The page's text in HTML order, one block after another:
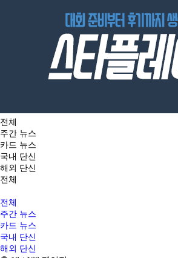
전체
주간 뉴스
카드 뉴스
국내 단신
해외 단신
전체
전체
주간 뉴스
카드 뉴스
국내 단신
해외 단신